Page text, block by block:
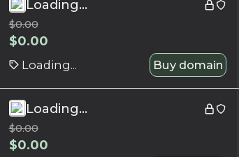
Loading...
$0.00
$0.00
Loading... Buy domain
Loading...
$0.00
$0.00